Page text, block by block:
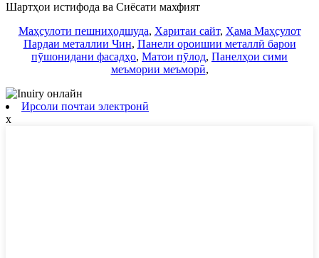
Шартҳои истифода ва Сиёсати махфият
Маҳсулоти пешниҳодшуда, Харитаи сайт, Ҳама Маҳсулот
Пардаи металлии Чин, Панели ороишии металлӣ барои
пӯшонидани фасадҳо, Матои пӯлод, Панелҳои сими
меъмории меъморӣ,
Ирсоли почтаи электронӣ
x